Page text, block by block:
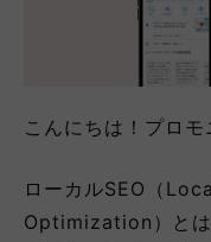
こんにちは！プロモ
ローカルSEO（
Optimization）とは